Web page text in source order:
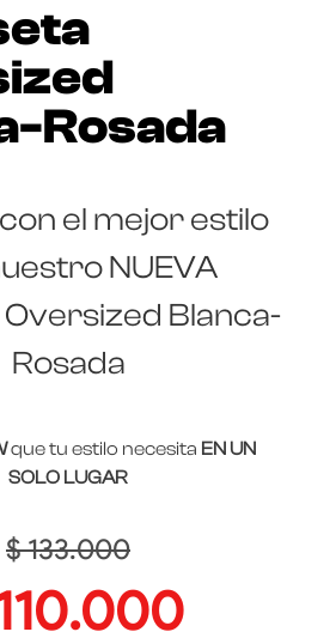
Rosada
el mejor estilo
NUEVA
Blanca-
Rosada
que tu estilo necesita EN UN
SOLO LUGAR
$133.000